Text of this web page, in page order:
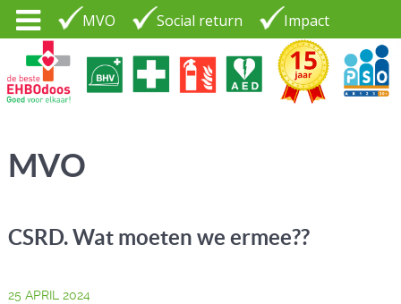
MVO Social return Impact
PSO30+
Tel. 035 - 7370265
MVO
CSRD. Wat moeten we ermee??
25 APRIL 2024